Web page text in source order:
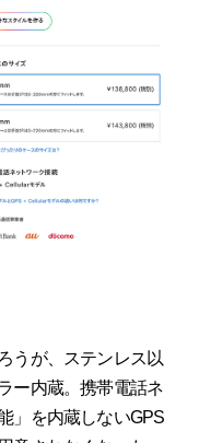
が、ステンレス以
ー内蔵。携帯電話ネ
」を内蔵しないGPS